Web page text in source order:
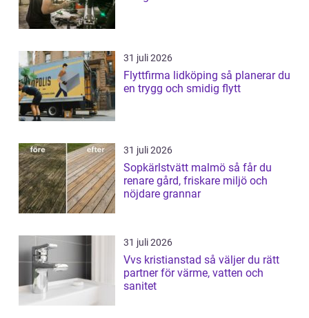
31 juli 2026
Flyttfirma lidköping så planerar du
en trygg och smidig flytt
31 juli 2026
Sopkärlstvätt malmö så får du
renare gård, friskare miljö och
nöjdare grannar
31 juli 2026
Vvs kristianstad så väljer du rätt
partner för värme, vatten och
sanitet